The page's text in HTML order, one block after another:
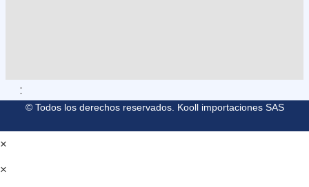
:
© Todos los derechos reservados. Kooll importaciones SAS
×
×